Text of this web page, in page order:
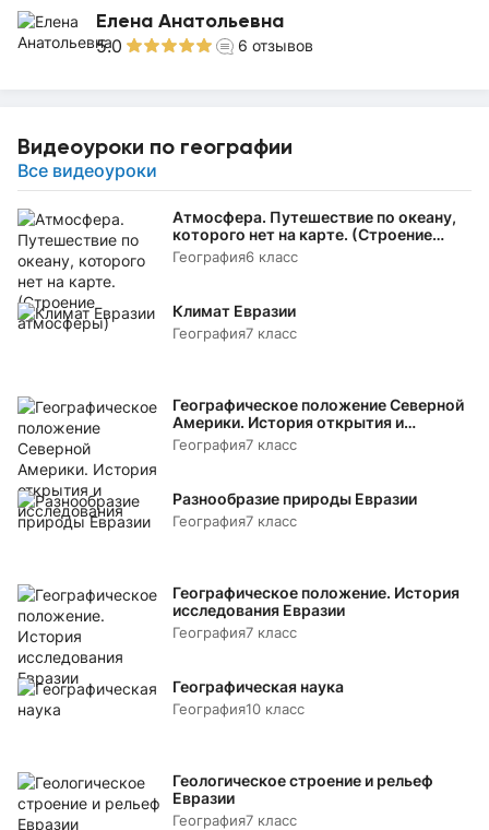
Елена Анатольевна
5.0 6 отзывов
Видеоуроки по географии
Все видеоуроки
Атмосфера. Путешествие по океану,
которого нет на карте. (Строение
атмосферы)
География6 класс
Климат Евразии
География7 класс
Географическое положение Северной
Америки. История открытия и
исследования
География7 класс
Разнообразие природы Евразии
География7 класс
Географическое положение. История
исследования Евразии
География7 класс
Географическая наука
География10 класс
Геологическое строение и рельеф
Евразии
География7 класс